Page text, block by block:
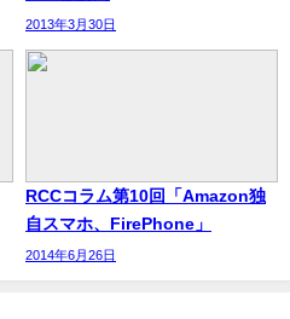
2013年3月30日
RCCコラム第10回「Amazon独
自スマホ、FirePhone」
2014年6月26日